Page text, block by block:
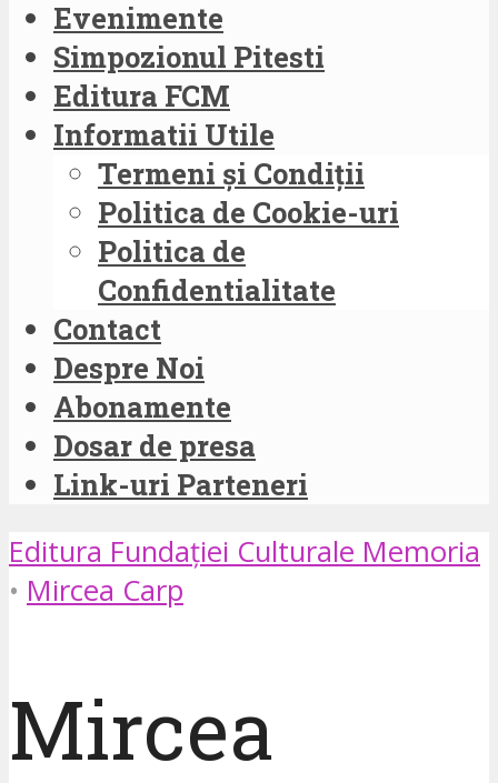
Evenimente
Simpozionul Pitesti
Editura FCM
Informatii Utile
Termeni și Condiții
Politica de Cookie-uri
Politica de
Confidentialitate
Contact
Despre Noi
Abonamente
Dosar de presa
Link-uri Parteneri
Editura Fundației Culturale Memoria
• Mircea Carp
Mircea